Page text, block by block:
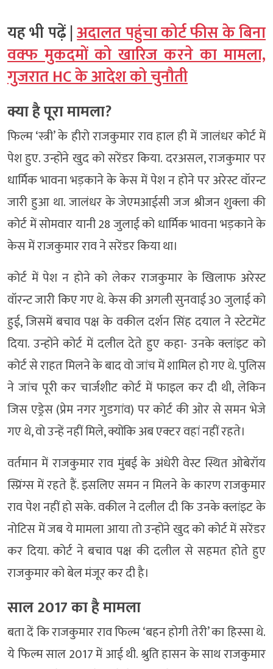
यह भी पढ़ें |अदालत पहुंचा कोर्ट फीस के बिना
वक्फ मुकदमों को खारिज करने का मामला,
गुजरात HC के आदेश को चुनौती
क्या है पूरा मामला?
फिल्म ‘स्त्री’ के हीरो राजकुमार राव हाल ही में जालंधर कोर्ट में
पेश हुए. उन्होंने खुद को सरेंडर किया. दरअसल, राजकुमार पर
धार्मिक भावना भड़काने के केस में पेश न होने पर अरेस्ट वॉरन्ट
जारी हुआ था. जालंधर के जेएमआईसी जज श्रीजन शुक्ला की
कोर्ट में सोमवार यानी 28 जुलाई को धार्मिक भावना भड़काने के
केस में राजकुमार राव ने सरेंडर किया था।
कोर्ट में पेश न होने को लेकर राजकुमार के खिलाफ अरेस्ट
वॉरन्ट जारी किए गए थे. केस की अगली सुनवाई 30 जुलाई को
हुई, जिसमें बचाव पक्ष के वकील दर्शन सिंह दयाल ने स्टेटमेंट
दिया. उन्होंने कोर्ट में दलील देते हुए कहा- उनके क्लांइट को
कोर्ट से राहत मिलने के बाद वो जांच में शामिल हो गए थे. पुलिस
ने जांच पूरी कर चार्जशीट कोर्ट में फाइल कर दी थी, लेकिन
जिस एड्रेस (प्रेम नगर गुडगांव) पर कोर्ट की ओर से समन भेजे
गए थे, वो उन्हें नहीं मिले, क्योंकि अब एक्टर वहां नहीं रहते।
वर्तमान में राजकुमार राव मुंबई के अंधेरी वेस्ट स्थित ओबेरॉय
स्प्रिंग्स में रहते हैं. इसलिए समन न मिलने के कारण राजकुमार
राव पेश नहीं हो सके. वकील ने दलील दी कि उनके क्लांइट के
नोटिस में जब ये मामला आया तो उन्होंने खुद को कोर्ट में सरेंडर
कर दिया. कोर्ट ने बचाव पक्ष की दलील से सहमत होते हुए
राजकुमार को बेल मंजूर कर दी है।
साल 2017 का है मामला
बता दें कि राजकुमार राव फिल्म ‘बहन होगी तेरी’ का हिस्सा थे.
ये फिल्म साल 2017 में आई थी. श्रुति हासन के साथ राजकुमार